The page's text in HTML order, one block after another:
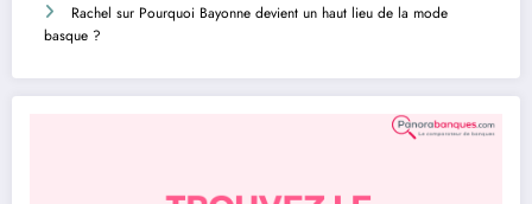
Rachel sur Pourquoi Bayonne devient un haut lieu de la mode
basque ?